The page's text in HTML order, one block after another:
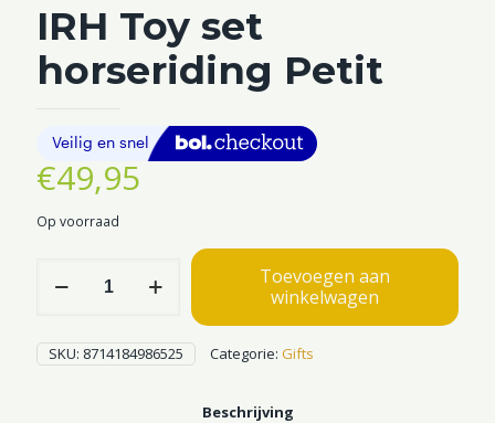
IRH Toy set
horseriding Petit
€49,95
Op voorraad
Toy
Petit
hoeveelheid
Toevoegen aan
winkelwagen
SKU: 8714184986525 Categorie: Gifts
Beschrijving